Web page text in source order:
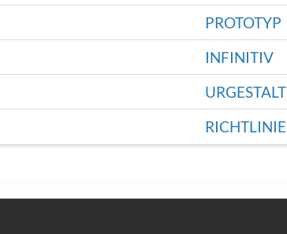
PROTOTYP
INFINITIV
URGESTALT
RICHTLINIE